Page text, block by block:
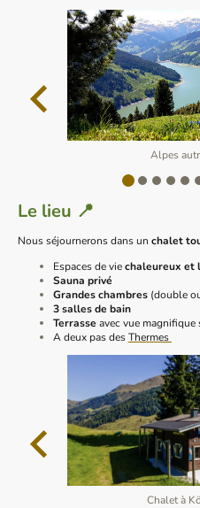
Alpes
Le lieu 📍
Nous séjournerons dans un chalet
Espaces de viechaleureux et
Sauna privé
Grandes chambres (double
3 salles de bain
Terrasse avec vue
A deux pas desThermes
Chalet à